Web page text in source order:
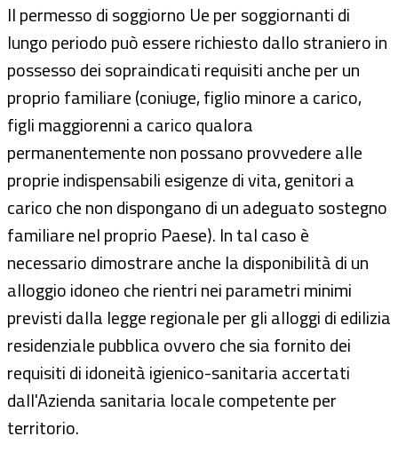
Il permesso di soggiorno Ue per soggiornanti di
lungo periodo può essere richiesto dallo straniero in
possesso dei sopraindicati requisiti anche per un
proprio familiare (coniuge, figlio minore a carico,
figli maggiorenni a carico qualora
permanentemente non possano provvedere alle
proprie indispensabili esigenze di vita, genitori a
carico che non dispongano di un adeguato sostegno
familiare nel proprio Paese). In tal caso è
necessario dimostrare anche la disponibilità di un
alloggio idoneo che rientri nei parametri minimi
previsti dalla legge regionale per gli alloggi di edilizia
residenziale pubblica ovvero che sia fornito dei
requisiti di idoneità igienico-sanitaria accertati
dall'Azienda sanitaria locale competente per
territorio.